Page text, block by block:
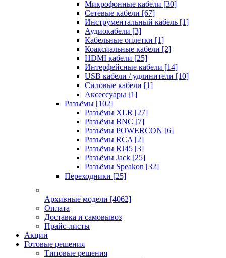
Микрофонные кабели [30]
Сетевые кабели [67]
Инструментальный кабель [1]
Аудиокабели [3]
Кабельные оплетки [1]
Коаксиальные кабели [2]
HDMI кабели [25]
Интерфейсные кабели [14]
USB кабели / удлинители [10]
Силовые кабели [1]
Аксессуары [1]
Разъёмы [102]
Разъёмы XLR [27]
Разъёмы BNC [7]
Разъёмы POWERCON [6]
Разъёмы RCA [2]
Разъёмы RJ45 [3]
Разъёмы Jack [25]
Разъёмы Speakon [32]
Переходники [25]
Архивные модели [4062]
Оплата
Доставка и самовывоз
Прайс-листы
Акции
Готовые решения
Типовые решения